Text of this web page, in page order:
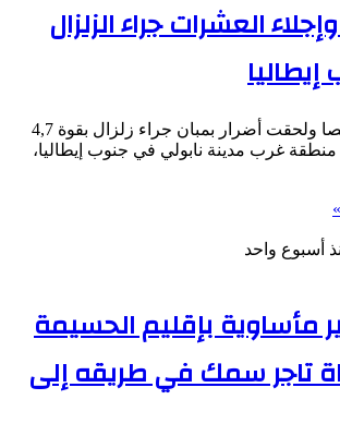
وإجلاء العشرات جراء الزلزال
أصيب 26 شخصا ولحقت أضرار بمبان جراء زلزال بقوة 4,7
غرب مدينة نابولي في جنوب إيطاليا،
أسبوع واحد
مأساوية بإقليم الحسيمة
تاجر سمك في طريقه إلى